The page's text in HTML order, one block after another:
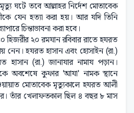
ঘটে তবে আল্লাহর নির্দেশ মোতাবেক
যেন হত্যা করা হয়। আর যদি তিনি
চিন্তাভাবনা করা হবে।
২০ রমযান রবিবার রাতে হযরত
নেন। হযরত হাসান এবং হোসাইন (রা.)
(রা.) জানাযার নামায পড়ান।
অবশেষে কুফার 'আযা' নামক স্থানে
মোতাবেক মৃত্যুকালে হযরত আলী
তাঁর খেলাফতকাল ছিল ৪ বছর ৮ মাস